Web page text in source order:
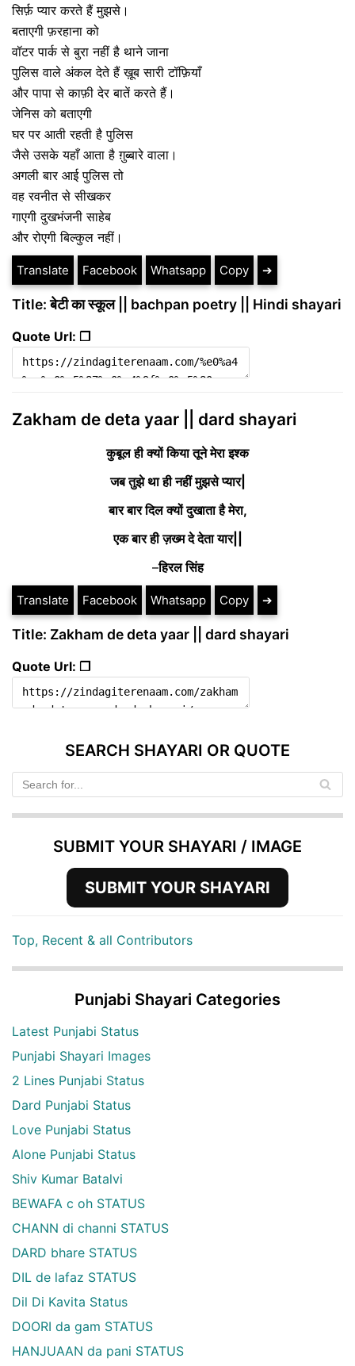
सिर्फ़ प्यार करते हैं मुझसे।
बताएगी फ़रहाना को
वॉटर पार्क से बुरा नहीं है थाने जाना
पुलिस वाले अंकल देते हैं ख़ूब सारी टॉफ़ियाँ
और पापा से काफ़ी देर बातें करते हैं।
जेनिस को बताएगी
घर पर आती रहती है पुलिस
जैसे उसके यहाँ आता है ग़ुब्बारे वाला।
अगली बार आई पुलिस तो
वह रवनीत से सीखकर
गाएगी दुखभंजनी साहेब
और रोएगी बिल्कुल नहीं।
Translate Facebook Whatsapp Copy ➔
Title: बेटी का स्कूल || bachpan poetry || Hindi shayari
Quote Url: ❐
Zakham de deta yaar || dard shayari
कुबूल ही क्यों किया तूने मेरा इश्क
जब तुझे था ही नहीं मुझसे प्यार|
बार बार दिल क्यों दुखाता है मेरा,
एक बार ही ज़ख्म दे देता यार||
–हिरल सिंह
Translate Facebook Whatsapp Copy ➔
Title: Zakham de deta yaar || dard shayari
Quote Url: ❐
SEARCH SHAYARI OR QUOTE
SUBMIT YOUR SHAYARI / IMAGE
SUBMIT YOUR SHAYARI
Top, Recent & all Contributors
Punjabi Shayari Categories
Latest Punjabi Status
Punjabi Shayari Images
2 Lines Punjabi Status
Dard Punjabi Status
Love Punjabi Status
Alone Punjabi Status
Shiv Kumar Batalvi
BEWAFA c oh STATUS
CHANN di channi STATUS
DARD bhare STATUS
DIL de lafaz STATUS
Dil Di Kavita Status
DOORI da gam STATUS
HANJUAAN da pani STATUS